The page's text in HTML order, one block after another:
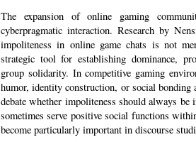
The expansion of online gaming
cyberpragmatic interaction. Research by
impoliteness in online game chats is not
strategic tool for establishing dominance,
group solidarity. In competitive gaming
humor, identity construction, or social bonding
debate whether impoliteness should always
sometimes serve positive social functions
become particularly important in discourse